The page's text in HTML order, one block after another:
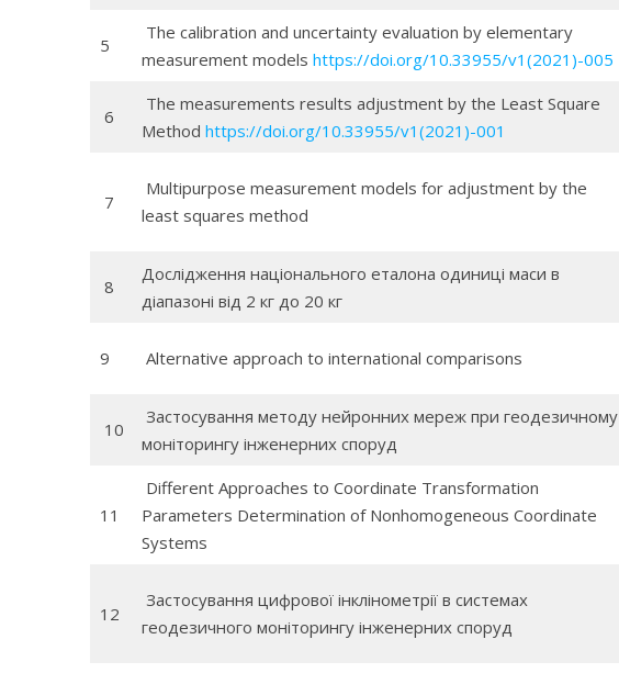
5
The calibration and uncertainty evaluation by elementary
measurement models https://doi.org/10.33955/v1(2021)-005
6
The measurements results adjustment by the Least Square
Method https://doi.org/10.33955/v1(2021)-001
7
Multipurpose measurement models for adjustment by the
least squares method
8
Дослідження національного еталона одиниці маси в
діапазоні від 2 кг до 20 кг
9 Alternative approach to international comparisons
10
Застосування методу нейронних мереж при геодезичному
моніторингу інженерних споруд
11
Different Approaches to Coordinate Transformation
Parameters Determination of Nonhomogeneous Coordinate
Systems
12
Застосування цифрової інклінометрії в системах
геодезичного моніторингу інженерних споруд